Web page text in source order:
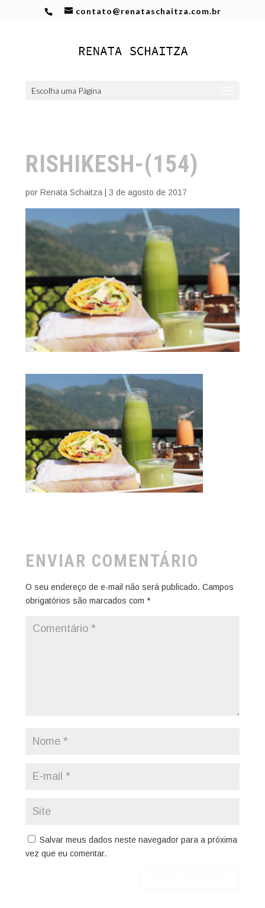
contato@renataschaitza.com.br
Escolha uma Página
RISHIKESH-(154)
por Renata Schaitza| 3 de agosto de 2017
ENVIAR COMENTÁRIO
O seu endereço de e-mail não será publicado. Campos
obrigatórios são marcados com *
Salvar meus dados neste navegador para a próxima
vez que eu comentar.